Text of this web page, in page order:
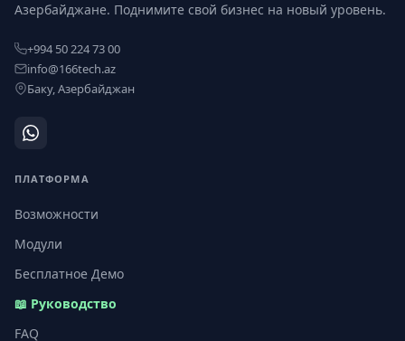
Азербайджане. Поднимите свой бизнес на новый уровень.
+994 50 224 73 00
info@166tech.az
Баку, Азербайджан
ПЛАТФОРМА
Возможности
Модули
Бесплатное Демо
📖 Руководство
FAQ